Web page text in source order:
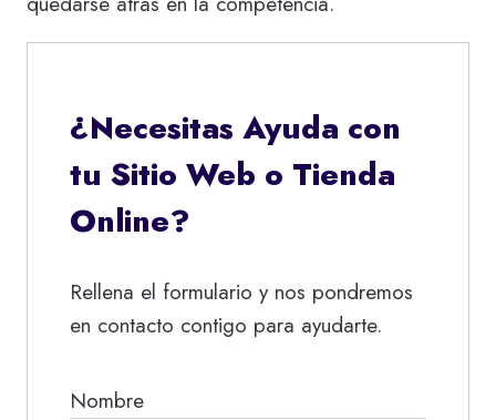
¿Necesitas Ayuda con
tu Sitio Web o Tienda
Online?
Rellena el formulario y nos pondremos
en contacto contigo para ayudarte.
Nombre